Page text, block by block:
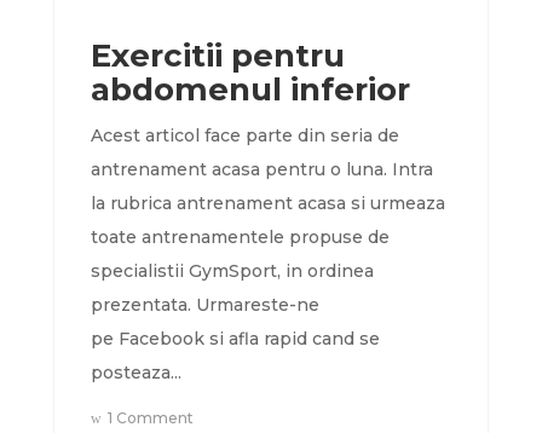
Exercitii pentru
abdomenul inferior
Acest articol face parte din seria de
antrenament acasa pentru o luna. Intra
la rubrica antrenament acasa si urmeaza
toate antrenamentele propuse de
specialistii GymSport, in ordinea
prezentata. Urmareste-ne
pe Facebook si afla rapid cand se
posteaza...
1 Comment